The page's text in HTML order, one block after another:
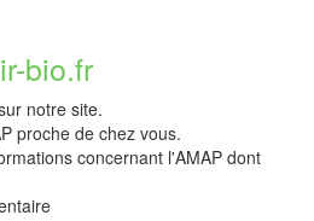
bio.fr
notre site.
proche de chez vous.
concernant l'AMAP dont